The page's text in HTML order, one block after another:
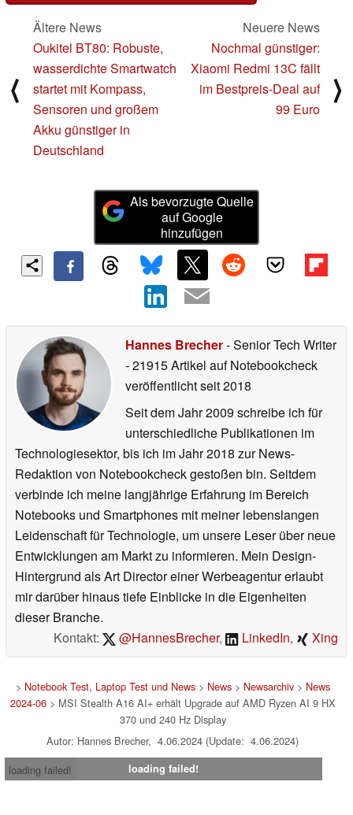
⟨
Ältere News
Oukitel BT80: Robuste,
wasserdichte Smartwatch
startet mit Kompass,
Sensoren und großem
Akku günstiger in
Deutschland
Neuere News
Nochmal günstiger:
Xiaomi Redmi 13C fällt
im Bestpreis-Deal auf
99 Euro
⟩
Als bevorzugte Quelle
auf Google
hinzufügen
Hannes Brecher- Senior Tech Writer
- 21915 Artikel auf Notebookcheck
veröffentlichtseit 2018
Seit dem Jahr 2009 schreibe ich für
unterschiedliche Publikationen im
Technologiesektor, bis ich im Jahr 2018 zur News-
Redaktion von Notebookcheck gestoßen bin. Seitdem
verbinde ich meine langjährige Erfahrung im Bereich
Notebooks und Smartphones mit meiner lebenslangen
Leidenschaft für Technologie, um unsere Leser über neue
Entwicklungen am Markt zu informieren. Mein Design-
Hintergrund als Art Director einer Werbeagentur erlaubt
mir darüber hinaus tiefe Einblicke in die Eigenheiten
dieser Branche.
Kontakt:
@HannesBrecher, LinkedIn, Xing
> Notebook Test, Laptop Test und News> News> Newsarchiv> News
2024-06> MSI Stealth A16 AI+ erhält Upgrade auf AMD Ryzen AI 9 HX
370 und 240 Hz Display
Autor: Hannes Brecher, 4.06.2024 (Update: 4.06.2024)
loading failed!
loading failed!